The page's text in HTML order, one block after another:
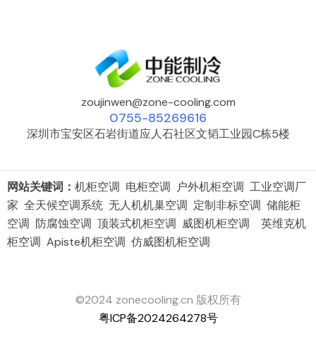
zoujinwen@zone-cooling.com
0755-85269616
深圳市宝安区石岩街道应人石社区文韬工业园C栋5楼
网站关键词： 机柜空调 电柜空调 户外机柜空调 工业空调厂
家 全天候空调系统 无人机机巢空调 定制非标空调 储能柜
空调 防腐蚀空调 顶装式机柜空调 威图机柜空调 英维克机
柜空调 Apiste机柜空调 仿威图机柜空调
©2024 zonecooling.cn 版权所有
粤ICP备2024264278号